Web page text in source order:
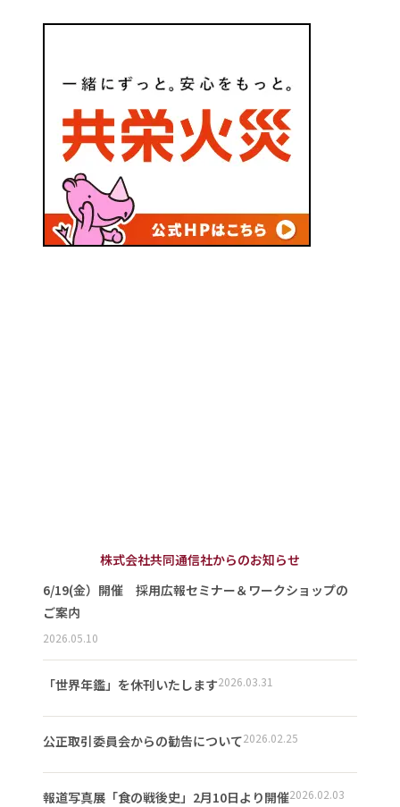
株式会社共同通信社からのお知らせ
6/19(金）開催 採用広報セミナー＆ワークショップの
ご案内
2026.05.10
「世界年鑑」を休刊いたします2026.03.31
公正取引委員会からの勧告について2026.02.25
報道写真展「食の戦後史」2月10日より開催2026.02.03